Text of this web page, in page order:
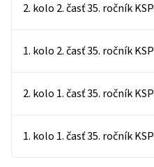
2. kolo 2. časť 35. ročník KSP
1. kolo 2. časť 35. ročník KSP
2. kolo 1. časť 35. ročník KSP
1. kolo 1. časť 35. ročník KSP